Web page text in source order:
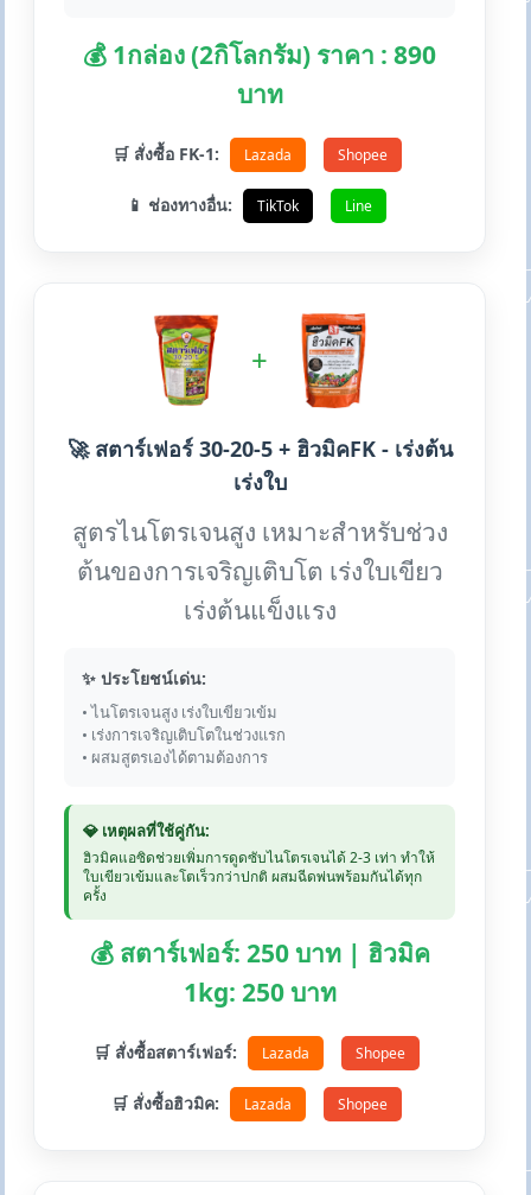
💰 1กล่อง (2กิโลกรัม) ราคา : 890
บาท
🛒 สั่งซื้อ FK-1: Lazada Shopee
📱 ช่องทางอื่น: TikTok Line
+
🚀 สตาร์เฟอร์ 30-20-5 + ฮิวมิคFK - เร่งต้น
เร่งใบ
สูตรไนโตรเจนสูง เหมาะสำหรับช่วง
ต้นของการเจริญเติบโต เร่งใบเขียว
เร่งต้นแข็งแรง
✨ ประโยชน์เด่น:
• ไนโตรเจนสูง เร่งใบเขียวเข้ม
• เร่งการเจริญเติบโตในช่วงแรก
• ผสมสูตรเองได้ตามต้องการ
💎 เหตุผลที่ใช้คู่กัน:
ฮิวมิคแอซิดช่วยเพิ่มการดูดซับไนโตรเจนได้ 2-3 เท่า ทำให้
ใบเขียวเข้มและโตเร็วกว่าปกติ ผสมฉีดพ่นพร้อมกันได้ทุก
ครั้ง
💰 สตาร์เฟอร์: 250 บาท | ฮิวมิค
1kg: 250 บาท
🛒 สั่งซื้อสตาร์เฟอร์: Lazada Shopee
🛒 สั่งซื้อฮิวมิค: Lazada Shopee